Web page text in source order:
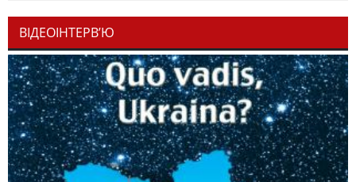
ВІДЕОІНТЕРВ’Ю